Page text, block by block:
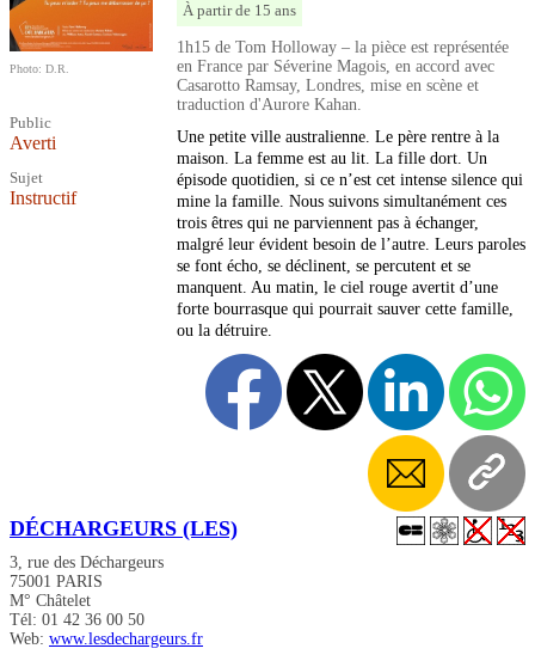
Photo: D.R.
Public
Averti
Sujet
Instructif
À partir de 15 ans
1h15 de Tom Holloway – la pièce est représentée
en France par Séverine Magois, en accord avec
Casarotto Ramsay, Londres, mise en scène et
traduction d'Aurore Kahan.
Une petite ville australienne. Le père rentre à la
maison. La femme est au lit. La fille dort. Un
épisode quotidien, si ce n’est cet intense silence qui
mine la famille. Nous suivons simultanément ces
trois êtres qui ne parviennent pas à échanger,
malgré leur évident besoin de l’autre. Leurs paroles
se font écho, se déclinent, se percutent et se
manquent. Au matin, le ciel rouge avertit d’une
forte bourrasque qui pourrait sauver cette famille,
ou la détruire.
DÉCHARGEURS (LES)
3, rue des Déchargeurs
75001 PARIS
M° Châtelet
Tél: 01 42 36 00 50
Web: www.lesdechargeurs.fr